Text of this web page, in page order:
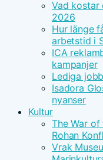
Vad kostar
2026
Hur länge
arbetstid i
ICA
kampanjer
Lediga
Isadora
nyanser
Kultur
The War of
Rohan
Vrak